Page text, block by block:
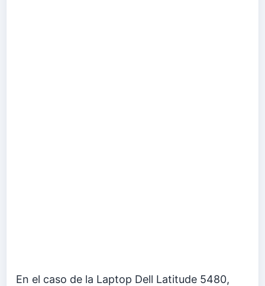
En el caso de la Laptop Dell Latitude 5480,